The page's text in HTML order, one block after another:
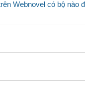
Webnovel có bộ nào